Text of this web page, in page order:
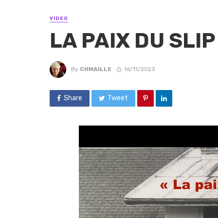
VIDEO
LA PAIX DU SLIP
By CHMAILLE 16/11/2023
Share Tweet